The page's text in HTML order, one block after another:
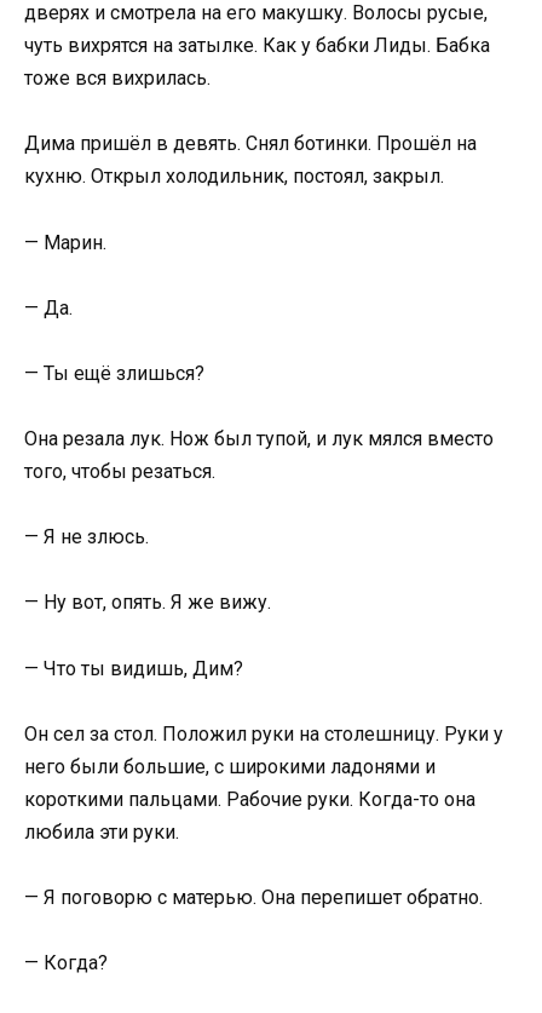
дверях и смотрела на его макушку. Волосы русые,
чуть вихрятся на затылке. Как у бабки Лиды. Бабка
тоже вся вихрилась.
Дима пришёл в девять. Снял ботинки. Прошёл на
кухню. Открыл холодильник, постоял, закрыл.
— Марин.
— Да.
— Ты ещё злишься?
Она резала лук. Нож был тупой, и лук мялся вместо
того, чтобы резаться.
— Я не злюсь.
— Ну вот, опять. Я же вижу.
— Что ты видишь, Дим?
Он сел за стол. Положил руки на столешницу. Руки у
него были большие, с широкими ладонями и
короткими пальцами. Рабочие руки. Когда-то она
любила эти руки.
— Я поговорю с матерью. Она перепишет обратно.
— Когда?